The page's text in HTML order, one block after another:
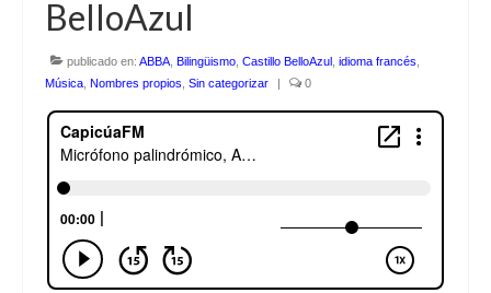
BelloAzul
publicado en: ABBA Bilingüismo Castillo BelloAzul idioma francés
Música Nombres propios Sin categorizar | 0